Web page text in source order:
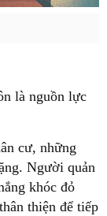
là nguồn lực
cư, những
Người quản
khóc đỏ
thiện để tiếp